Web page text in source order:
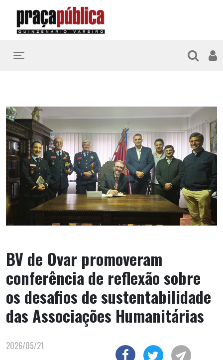
Toggle navigation
BV de Ovar promoveram
conferência de reflexão sobre
os desafios de sustentabilidade
das Associações Humanitárias
2026/05/21